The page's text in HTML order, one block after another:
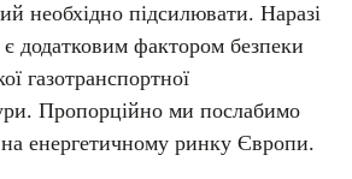
необхідно підсилювати. Наразі
є додатковим фактором безпеки
газотранспортної
Пропорційно ми послабимо
на енергетичному ринку Європи.